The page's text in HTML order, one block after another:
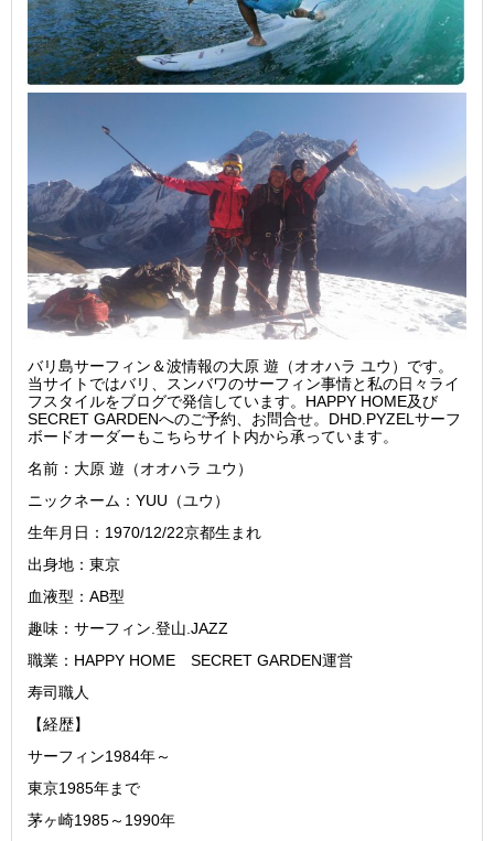
バリ島サーフィン＆波情報の大原 遊（オオハラ ユウ）です。
当サイトではバリ、スンバワのサーフィン事情と私の日々ライ
フスタイルをブログで発信しています。HAPPY HOME及び
SECRET GARDENへのご予約、お問合せ。DHD.PYZELサーフ
ボードオーダーもこちらサイト内から承っています。
名前：大原 遊（オオハラ ユウ）
ニックネーム：YUU（ユウ）
生年月日：1970/12/22京都生まれ
出身地：東京
血液型：AB型
趣味：サーフィン.登山.JAZZ
職業：HAPPY HOME SECRET GARDEN運営
寿司職人
【経歴】
サーフィン1984年～
東京1985年まで
茅ヶ崎1985～1990年